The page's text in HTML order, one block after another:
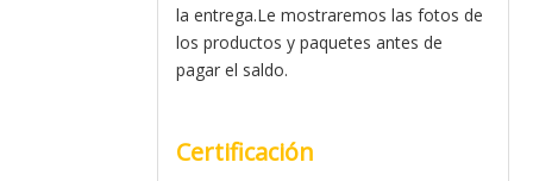
la entrega.Le mostraremos las fotos de
los productos y paquetes antes de
pagar el saldo.
Certificación